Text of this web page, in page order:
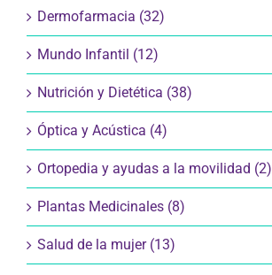
Dermofarmacia (32)
Mundo Infantil (12)
Nutrición y Dietética (38)
Óptica y Acústica (4)
Ortopedia y ayudas a la movilidad (2)
Plantas Medicinales (8)
Salud de la mujer (13)